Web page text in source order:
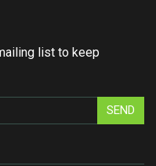
list to keep
SEND